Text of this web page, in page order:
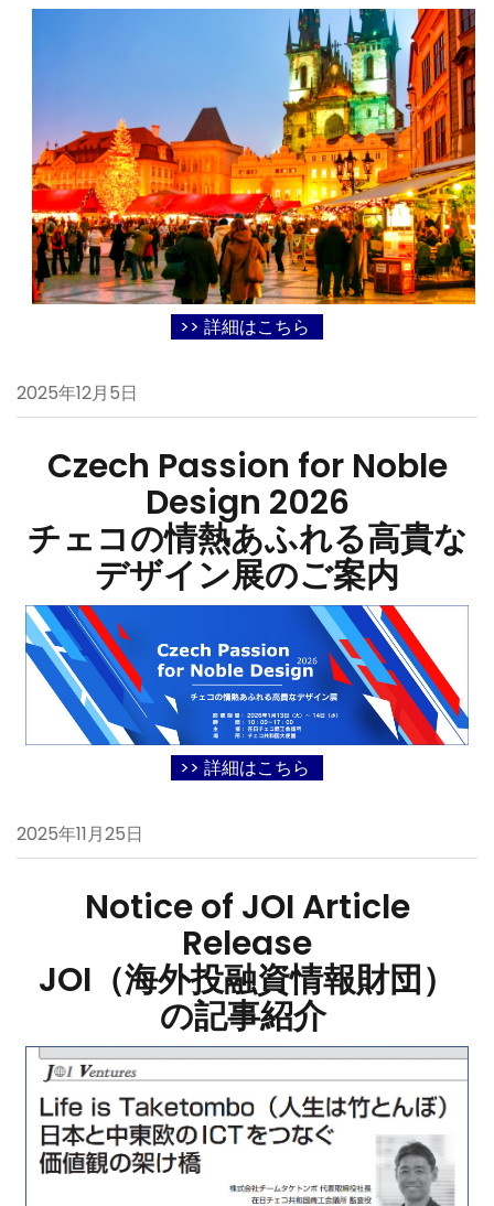
>> 詳細はこちら
2025年12月5日
Czech Passion for Noble
Design 2026
チェコの情熱あふれる高貴な
デザイン展のご案内
>> 詳細はこちら
2025年11月25日
Notice of JOI Article
Release
JOI（海外投融資情報財団）
の記事紹介